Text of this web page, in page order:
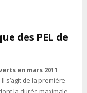
des PEL de
en mars 2011
. Il s’agit de la première
la durée maximale